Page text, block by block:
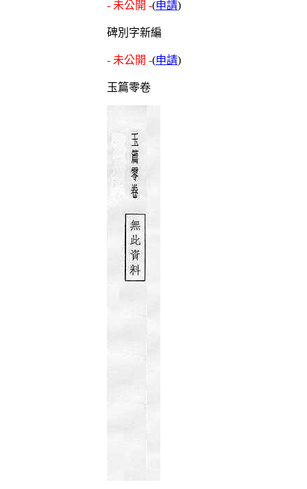
- 未公開 -(申請)
碑別字新編
- 未公開 -(申請)
玉篇零卷